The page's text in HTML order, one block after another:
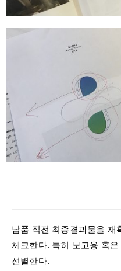
납품 직전 최종결과물을 재
체크한다. 특히 보고용 혹
선별한다.